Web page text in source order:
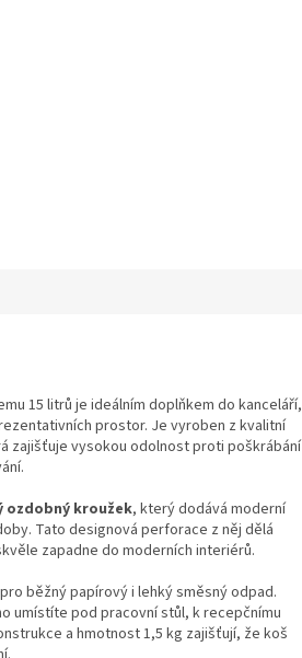
15 litrů je ideálním doplňkem do kanceláří,
prostor. Je vyroben z kvalitní
zajišťuje vysokou odolnost proti poškrábání
ozdobný kroužek, který dodává moderní
Tato designová perforace z něj dělá
zapadne do moderních interiérů.
běžný papírový i lehký směsný odpad.
umístíte pod pracovní stůl, k recepčnímu
a hmotnost 1,5 kg zajišťují, že koš